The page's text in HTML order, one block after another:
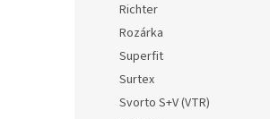
Richter
Rozárka
Superfit
Surtex
Svorto S+V (VTR)